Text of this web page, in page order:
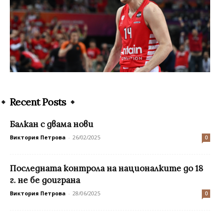
Recent Posts
Балкан с двама нови
Виктория Петрова - 26/02/2025 0
Последната контрола на националките до 18
г. не бе доиграна
Виктория Петрова - 28/06/2025 0